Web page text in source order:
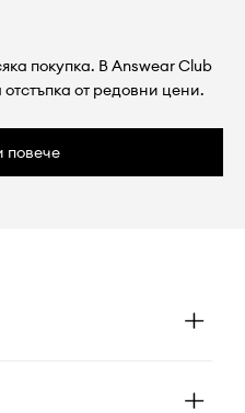
покупка. В Answear Club
отстъпка от редовни цени.
повече